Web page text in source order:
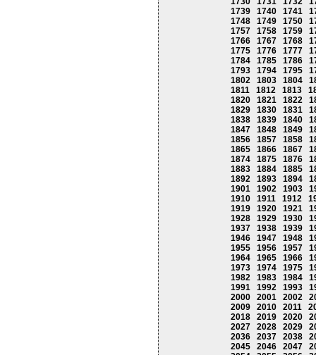
1739
1740 1741
1748
1749 1750
1757
1758 1759
1766
1767 1768
1775
1776 1777
1784
1785 1786
1793
1794 1795
1802
1803 1804
1811
1812 1813
1820
1821 1822
1829
1830 1831
1838
1839 1840
1847
1848 1849
1856
1857 1858
1865
1866 1867
1874
1875 1876
1883
1884 1885
1892
1893 1894
1901
1902 1903
1910
1911 1912
1919
1920 1921
1928
1929 1930
1937
1938 1939
1946
1947 1948
1955
1956 1957
1964
1965 1966
1973
1974 1975
1982
1983 1984
1991
1992 1993
2000
2001 2002
2009
2010 2011
2018
2019 2020
2027
2028 2029
2036
2037 2038
2045
2046 2047